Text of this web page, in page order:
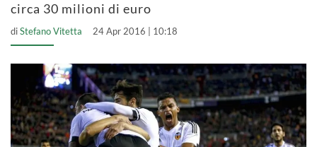
circa 30 milioni di euro
diStefano Vitetta 24 Apr 2016 | 10:18